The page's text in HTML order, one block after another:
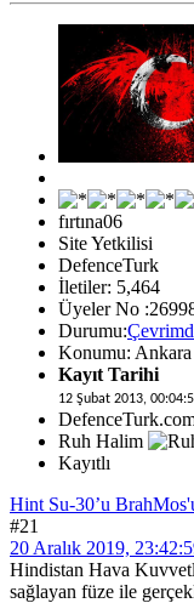
fırtına06
Site Yetkilisi
DefenceTurk
İletiler: 5,464
Üyeler No
Durumu:
Konumu: Ankara
Kayıt Tarihi
12 Şubat 2013,
Ruh Halim
Kayıtlı
Hint Su-30’u
#21
20 Aralık 2019,
Hindistan Hava
sağlayan füze ile